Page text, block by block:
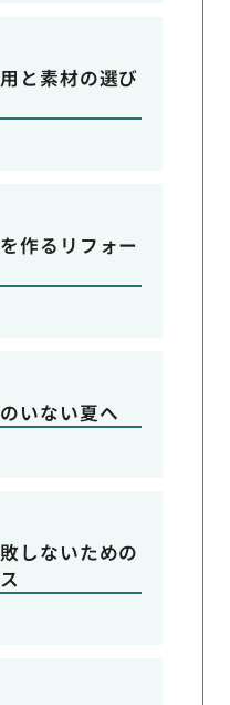
と素材の選び
作るリフォー
いない夏へ
しないための